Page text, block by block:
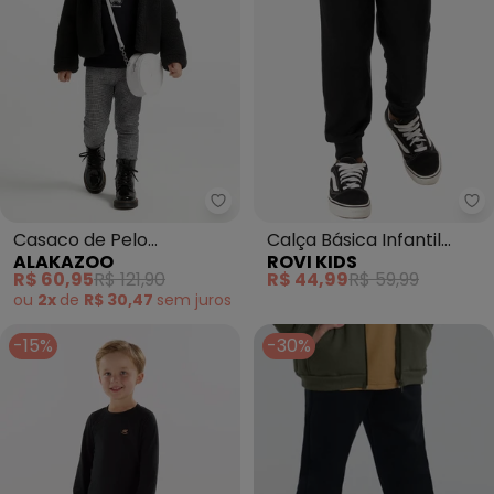
Alakazoo - Casaco de Pelo
Casaco de Pelo
Carneirinho (Preto)
ALAKAZOO
R$ 60,95R$ 121,90
ou 2x de R$ 30,47 sem juros
Calça Básica Infantil
(Preto)
ROVI KIDS
R$ 44,99R$ 59,99
-15% -30%